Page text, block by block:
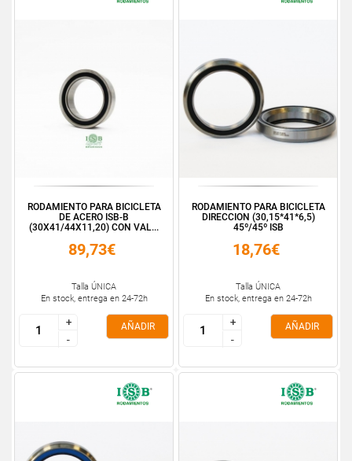
RODAMIENTO PARA BICICLETA
DE ACERO ISB-B
(30X41/44X11,20) CON VAL...
89,73€
Talla ÚNICA
En stock, entrega en 24-72h
+
-
+
-
AÑADIR
RODAMIENTO PARA BICICLETA
DIRECCION (30,15*41*6,5)
45º/45º ISB
18,76€
Talla ÚNICA
En stock, entrega en 24-72h
+
-
+
-
AÑADIR